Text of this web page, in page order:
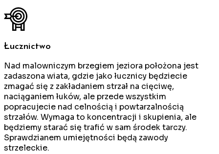
Łucznictwo
Nad malowniczym brzegiem jeziora położona jest
zadaszona wiata, gdzie jako łucznicy będziecie
zmagać się z zakładaniem strzał na cięciwę,
naciąganiem łuków, ale przede wszystkim
popracujecie nad celnością i powtarzalnością
strzałów. Wymaga to koncentracji i skupienia, ale
będziemy starać się trafić w sam środek tarczy.
Sprawdzianem umiejętności będą zawody
strzeleckie.